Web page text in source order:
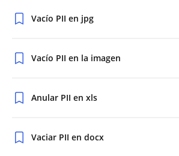
Vacío PII en jpg
Vacío PII en la imagen
Anular PII en xls
Vaciar PII en docx